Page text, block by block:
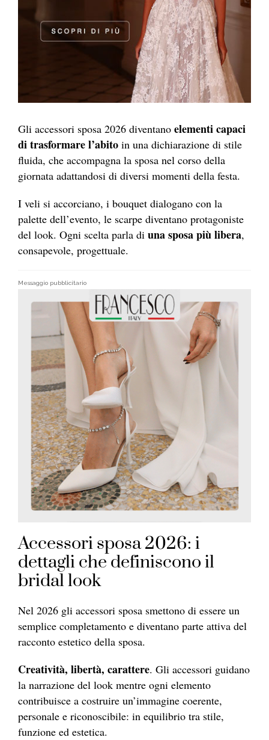
Gli accessori sposa 2026 diventano elementi capaci
di trasformare l’abito in una dichiarazione di stile
fluida, che accompagna la sposa nel corso della
giornata adattandosi di diversi momenti della festa.
I veli si accorciano, i bouquet dialogano con la
palette dell’evento, le scarpe diventano protagoniste
del look. Ogni scelta parla di una sposa più libera,
consapevole, progettuale.
Messaggio pubblicitario
Accessori sposa 2026: i
dettagli che definiscono il
bridal look
Nel 2026 gli accessori sposa smettono di essere un
semplice completamento e diventano parte attiva del
racconto estetico della sposa.
Creatività, libertà, carattere. Gli accessori guidano
la narrazione del look mentre ogni elemento
contribuisce a costruire un’immagine coerente,
personale e riconoscibile: in equilibrio tra stile,
funzione ed estetica.